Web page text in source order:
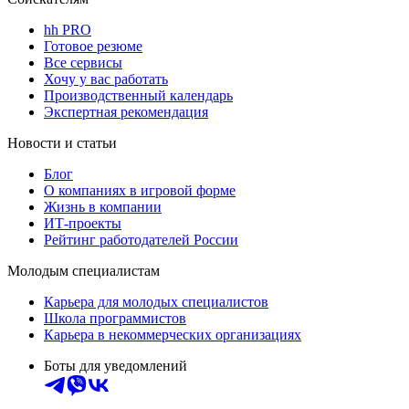
hh PRO
Готовое резюме
Все сервисы
Хочу у вас работать
Производственный календарь
Экспертная рекомендация
Новости и статьи
Блог
О компаниях в игровой форме
Жизнь в компании
ИТ-проекты
Рейтинг работодателей России
Молодым специалистам
Карьера для молодых специалистов
Школа программистов
Карьера в некоммерческих организациях
Боты для уведомлений